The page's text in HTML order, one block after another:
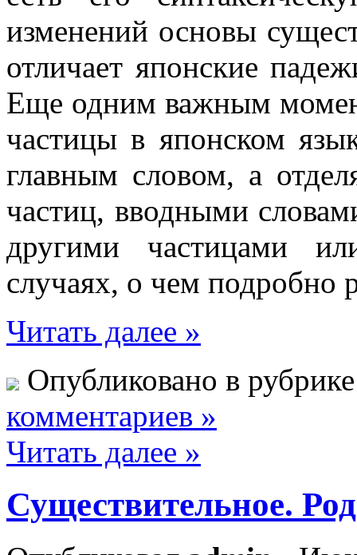
изменений основы
отличает японские
Еще одним важным
частицы в японском
главным словом, а
частиц, вводными
другими частицами
случаях, о чем подробно
Читать далее »
Опубликовано в
комментариев »
Читать далее »
Существительное.